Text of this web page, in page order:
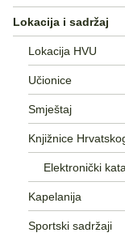
Lokacija i sadržaj
Lokacija HVU
Učionice
Smještaj
Knjižnice
Elektronički
Kapelanija
Sportski sadržaji